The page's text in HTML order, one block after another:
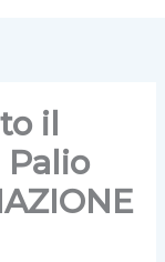
il
Palio